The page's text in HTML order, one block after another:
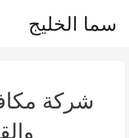
سما الخليج
شركة